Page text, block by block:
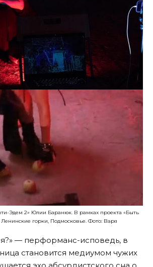
Эдем 2» Юлии Баранюк. В рамках проекта «Быть
Ленинские горки, Подмосковье. Фото: Варя
— перформанс-исповедь, в
становится медиумом чужих